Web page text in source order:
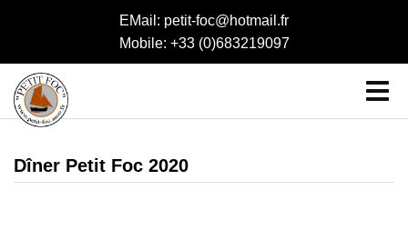
EMail: petit-foc@hotmail.fr
Mobile: +33 (0)683219097
Dîner Petit Foc 2020